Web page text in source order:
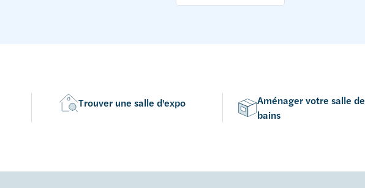
Trouver une salle d'expo
Aménager votre salle de
bains